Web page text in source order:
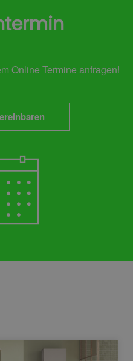
Online Termine anfragen!